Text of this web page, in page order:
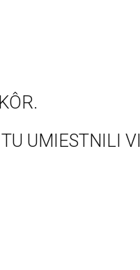
UMIESTNILI